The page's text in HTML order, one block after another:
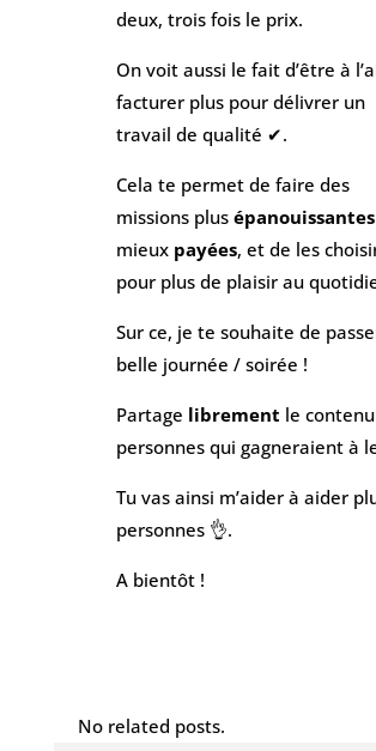
deux, trois fois le prix.
On voit aussi le fait d’être à
facturer plus pour délivrer un
travail de qualité ✔.
Cela te permet de faire des
missions plus épanouissantes
mieux payées, et de les
pour plus de plaisir au
Sur ce, je te souhaite de
belle journée / soirée !
Partage librement le
personnes qui gagneraient à
Tu vas ainsi m’aider à aider
personnes 👌.
A bientôt !
No related posts.